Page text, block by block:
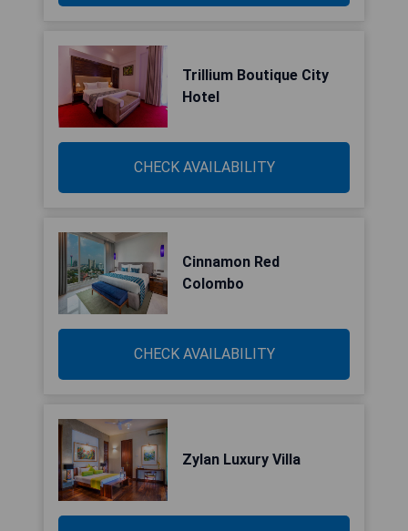
Trillium Boutique City
Hotel
CHECK AVAILABILITY
Cinnamon Red
Colombo
CHECK AVAILABILITY
Zylan Luxury Villa